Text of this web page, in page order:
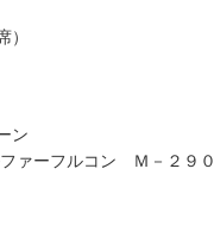
ン
ァーフルコン Ｍ－２９０